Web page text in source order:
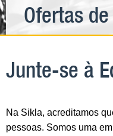
Ofertas
Junte-se à
Na Sikla, acreditamos
pessoas. Somos uma